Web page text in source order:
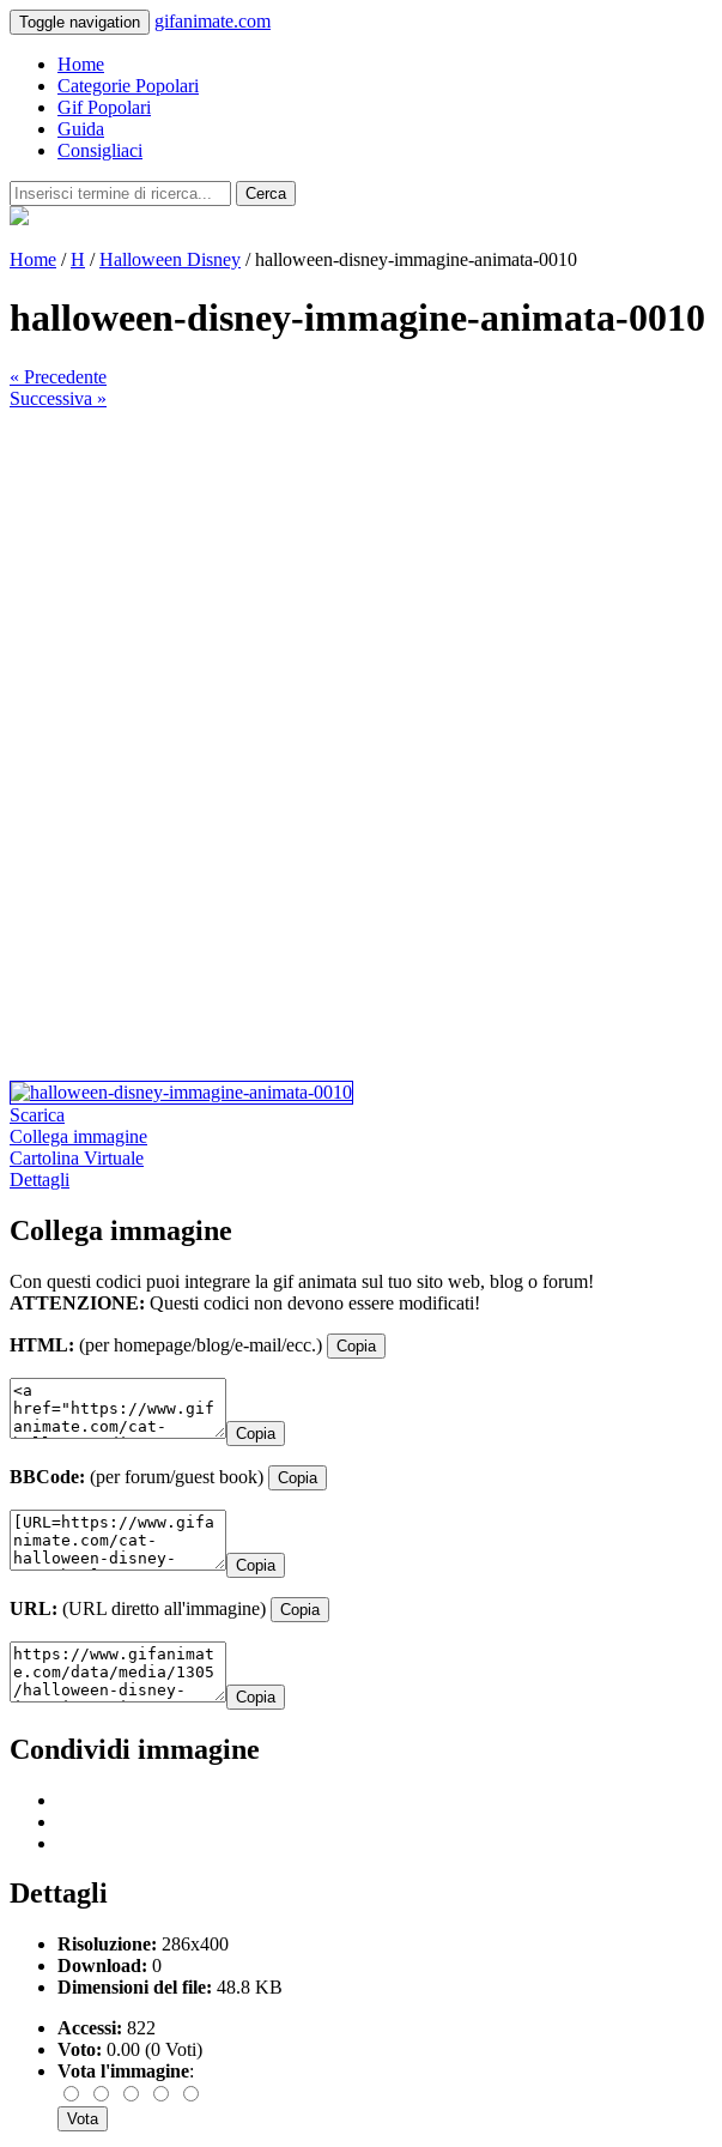
Toggle navigation gifanimate.com
Home
Categorie Popolari
Gif Popolari
Guida
Consigliaci
Cerca
Home /H /Halloween Disney / halloween-disney-immagine-animata-0010
halloween-disney-immagine-animata-0010
« Precedente
Successiva »
Scarica
Collega immagine
Cartolina Virtuale
Dettagli
Collega immagine
Con questi codici puoi integrare la gif animata sul tuo sito web, blog o forum!
ATTENZIONE: Questi codici non devono essere modificati!
HTML: (per homepage/blog/e-mail/ecc.) Copia
Copia
BBCode: (per forum/guest book) Copia
Copia
URL: (URL diretto all'immagine) Copia
Copia
Condividi immagine
Dettagli
Risoluzione: 286x400
Download: 0
Dimensioni del file: 48.8 KB
Accessi: 822
Voto: 0.00 (0 Voti)
Vota l'immagine: